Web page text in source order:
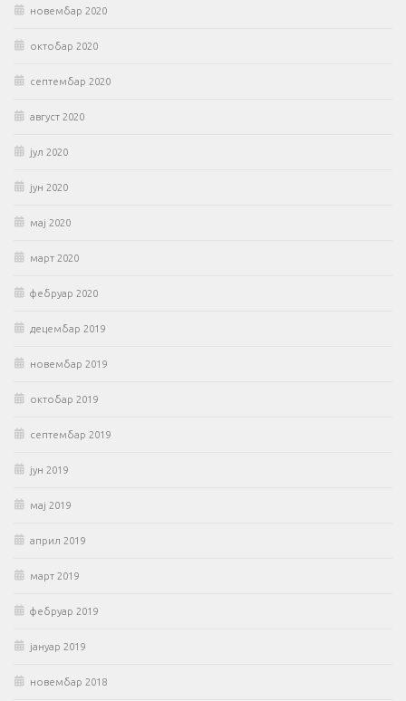
новембар 2020
октобар 2020
септембар 2020
август 2020
јул 2020
јун 2020
мај 2020
март 2020
фебруар 2020
децембар 2019
новембар 2019
октобар 2019
септембар 2019
јун 2019
мај 2019
април 2019
март 2019
фебруар 2019
јануар 2019
новембар 2018